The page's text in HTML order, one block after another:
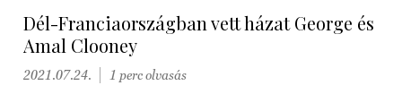
Dél-Franciaországban vett házat George és
Amal Clooney
2021.07.24. 1 perc olvasás